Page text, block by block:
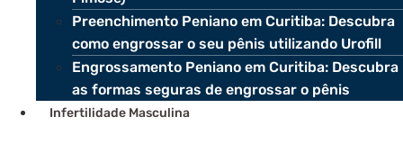
Preenchimento Peniano em Curitiba: Descubra
como engrossar o seu pênis utilizando Urofill
Engrossamento Peniano em Curitiba: Descubra
as formas seguras de engrossar o pênis
Infertilidade Masculina